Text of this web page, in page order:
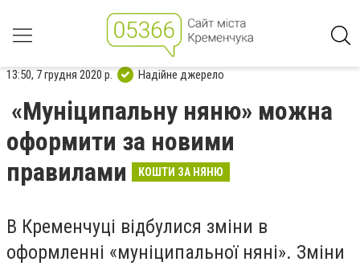
13:50, 7 грудня 2020 р. Надійне джерело
«Муніципальну няню» можна
оформити за новими
правилами
КОШТИ ЗА НЯНЮ
В Кременчуці відбулися зміни в
оформленні «муніципальної няні». Зміни